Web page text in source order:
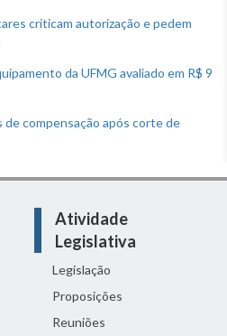
criticam autorização e pedem
da UFMG avaliado em R$ 9
de compensação após corte de
Atividade
Legislativa
Legislação
Proposições
Reuniões